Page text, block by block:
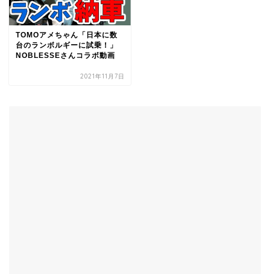
TOMOアメちゃん「日本に数
台のランボルギーに試乗！」
NOBLESSEさんコラボ動画
2021年11月7日